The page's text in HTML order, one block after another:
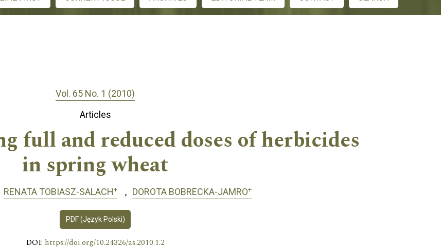
Vol. 65 No. 1 (2010)
Articles
full and reduced doses of herbicides
in spring wheat
RENATA TOBIASZ-SALACH+ DOROTA BOBRECKA-JAMRO+
PDF (Język Polski)
DOI: https://doi.org/10.24326/as.2010.1.2